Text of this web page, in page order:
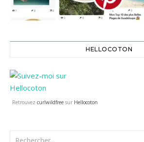
HELLOCOTON
Retrouvez curlwildfree sur Hellocoton